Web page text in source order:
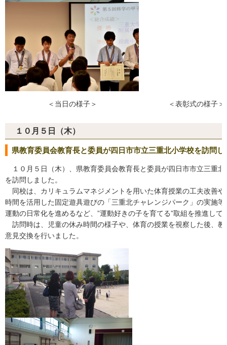
＜当日の様子＞ ＜表彰式の様子＞
１０月５日（木）
県教育委員会教育長と委員が四日市市立三重北小学校を訪問し
１０月５日（木）、県教育委員会教育長と委員が四日市市立三重北
を訪問しました。
同校は、カリキュラムマネジメントを用いた体育授業の工夫改善や
時間を活用した固定遊具遊びの「三重北チャレンジパーク」の実施等
運動の日常化を進めるなど、”運動好きの子を育てる”取組を推進して
訪問時は、児童の休み時間の様子や、体育の授業を視察した後、教
意見交換を行いました。